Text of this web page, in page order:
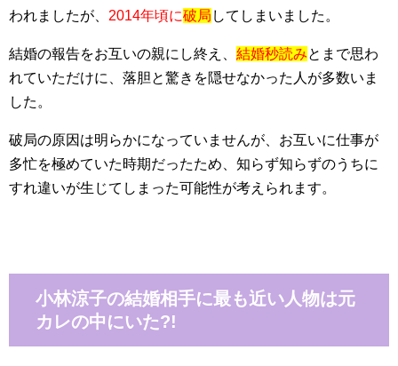
われましたが、 2014年頃に破局 してしまいました。
結婚の報告をお互いの親にし終え、 結婚秒読みとまで思わ
れていただけに、落胆と驚きを隠せなかった人が多数いま
した。
破局の原因は明らかになっていませんが、お互いに仕事が
多忙を極めていた時期だったため、知らず知らずのうちに
すれ違いが生じてしまった可能性が考えられます。
小林涼子の結婚相手に最も近い人物は元
カレの中にいた?!